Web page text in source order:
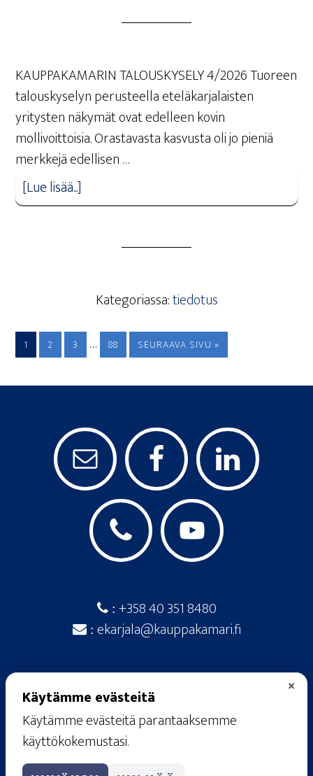
KAUPPAKAMARIN TALOUSKYSELY 4/2026 Tuoreen
talouskyselyn perusteella eteläkarjalaisten
yritysten näkymät ovat edelleen kovin
mollivoittoisia. Orastavasta kasvusta oli jo pieniä
merkkejä edellisen …
[Lue lisää...]
Kategoriassa:tiedotus
1 2 3 … 88 SEURAAVA SIVU »
: +358 40 351 8480
: ekarjala@kauppakamari.fi
© 2026· Etelä-Karjalan kauppakamari ·
Raatimiehenkatu 20 A, 53100 Lappeenranta
rekisteriseloste ·käyttöehdot
×
Käytämme evästeitä
Käytämme evästeitä parantaaksemme
käyttökokemustasi.